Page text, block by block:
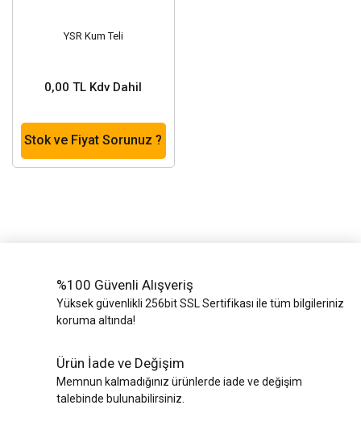
YSR Kum Teli
0,00 TL Kdv Dahil
Stok ve Fiyat Sorunuz ?
%100 Güvenli Alışveriş
Yüksek güvenlikli 256bit SSL Sertifikası ile tüm bilgileriniz
koruma altında!
Ürün İade ve Değişim
Memnun kalmadığınız ürünlerde iade ve değişim
talebinde bulunabilirsiniz.